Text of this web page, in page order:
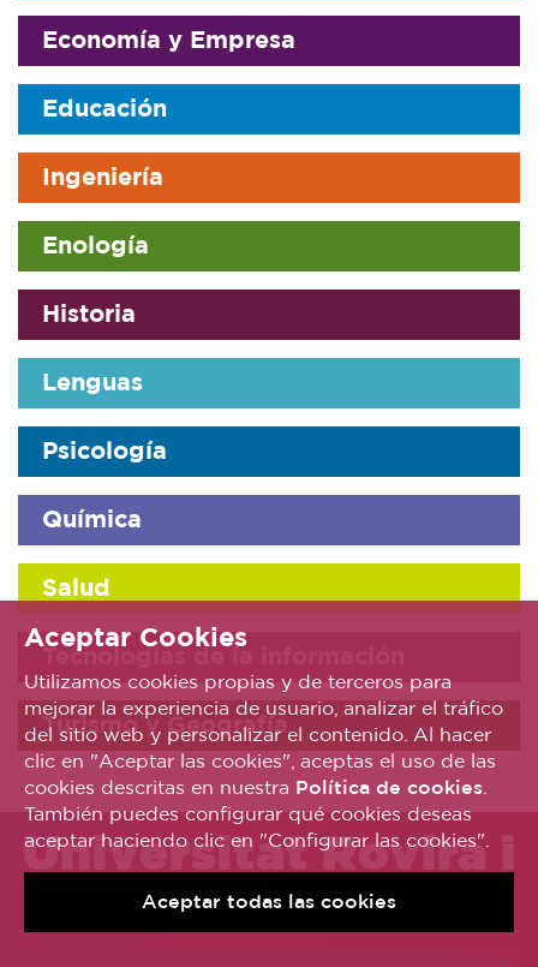
Aceptar Cookies
Utilizamos cookies propias y de terceros para
mejorar la experiencia de usuario, analizar el tráfico
del sitio web y personalizar el contenido. Al hacer
clic en "Aceptar las cookies", aceptas el uso de las
cookies descritas en nuestra Política de cookies
También puedes configurar qué cookies deseas
aceptar haciendo clic en "Configurar las cookies".
Aceptar todas las cookies
Economía y Empresa
Educación
Ingeniería
Enología
Historia
Lenguas
Psicología
Química
Salud
Tecnologías de la información
Turismo y Geografía
Universitat Rovira i
Virgili